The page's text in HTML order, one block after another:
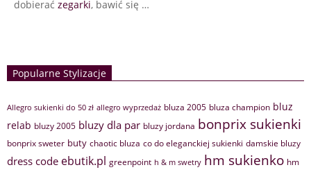
dobierać zegarki, bawić się …
Popularne Stylizacje
Allegro sukienki do 50 zł allegro wyprzedaż bluza 2005 bluza champion bluz
relab bluzy 2005 bluzy dla par bluzy jordana bonprix sukienki
bonprix sweter buty chaotic bluza co do eleganckiej sukienki damskie bluzy
dress code ebutik.pl greenpoint h & m swetry hm sukienko hm